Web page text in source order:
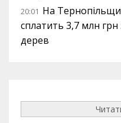
20:01 На
сплатить 3,7 млн
дерев